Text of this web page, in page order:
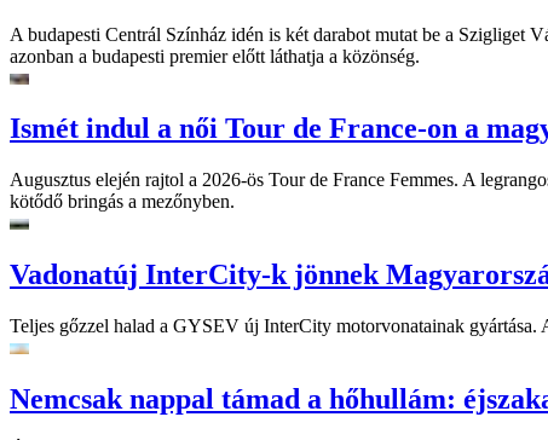
A budapesti Centrál Színház idén is két darabot mutat be a Szigliget
azonban a budapesti premier előtt láthatja a közönség.
Ismét indul a női Tour de France-on a
Augusztus elején rajtol a 2026-ös Tour de France Femmes. A
kötődő bringás a mezőnyben.
Vadonatúj InterCity-k jönnek
Teljes gőzzel halad a GYSEV új InterCity motorvonatainak
Nemcsak nappal támad a hőhullám: